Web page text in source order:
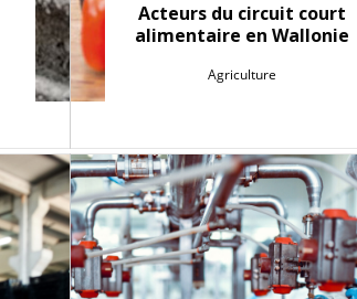
Acteurs du circuit court
alimentaire en Wallonie
Agriculture